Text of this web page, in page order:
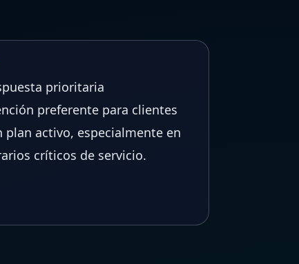
prioritaria
preferente para clientes
plan activo, especialmente en
críticos de servicio.